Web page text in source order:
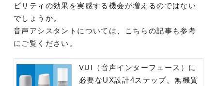
ビリティの効果を実感する機会が増えるのではない
でしょうか。
音声アシスタントについては、こちらの記事も参考
にご覧ください。
VUI（音声インターフェース）に
必要なUX設計4ステップ。無機質